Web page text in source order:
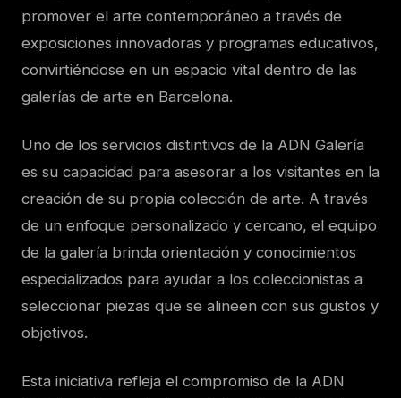
promover el arte contemporáneo a través de
exposiciones innovadoras y programas educativos,
convirtiéndose en un espacio vital dentro de las
galerías de arte en Barcelona.
Uno de los servicios distintivos de la ADN Galería
es su capacidad para asesorar a los visitantes en la
creación de su propia colección de arte. A través
de un enfoque personalizado y cercano, el equipo
de la galería brinda orientación y conocimientos
especializados para ayudar a los coleccionistas a
seleccionar piezas que se alineen con sus gustos y
objetivos.
Esta iniciativa refleja el compromiso de la ADN